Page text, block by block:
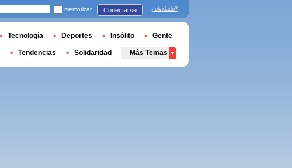
memorizar Conectarse ¿olvidado?
Tecnología Deportes Insólito Gente
Tendencias Solidaridad Más Temas